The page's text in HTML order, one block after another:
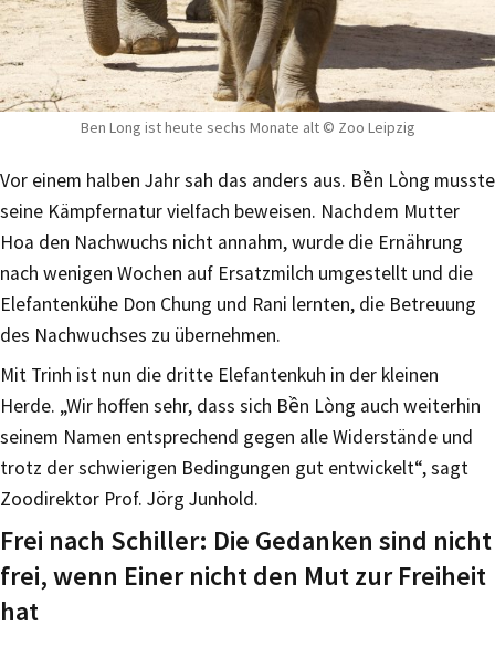
Ben Long ist heute sechs Monate alt © Zoo Leipzig
Vor einem halben Jahr sah das anders aus. Bền Lòng musste
seine Kämpfernatur vielfach beweisen. Nachdem Mutter
Hoa den Nachwuchs nicht annahm, wurde die Ernährung
nach wenigen Wochen auf Ersatzmilch umgestellt und die
Elefantenkühe Don Chung und Rani lernten, die Betreuung
des Nachwuchses zu übernehmen.
Mit Trinh ist nun die dritte Elefantenkuh in der kleinen
Herde. „Wir hoffen sehr, dass sich Bền Lòng auch weiterhin
seinem Namen entsprechend gegen alle Widerstände und
trotz der schwierigen Bedingungen gut entwickelt“, sagt
Zoodirektor Prof. Jörg Junhold.
Frei nach Schiller: Die Gedanken sind nicht
frei, wenn Einer nicht den Mut zur Freiheit
hat